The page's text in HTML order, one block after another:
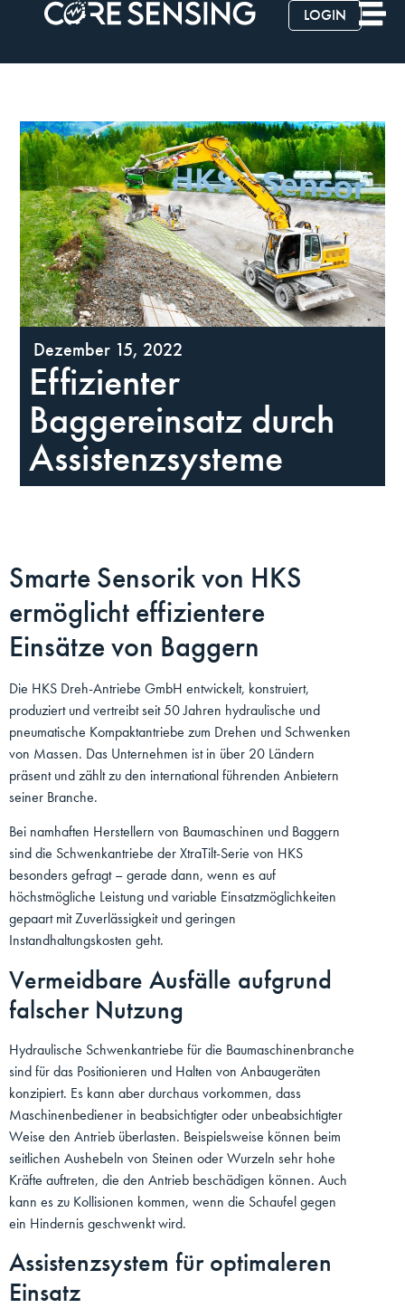
LOGIN
Dezember 15, 2022
Effizienter
Baggereinsatz durch
Assistenzsysteme
Smarte Sensorik von HKS
ermöglicht effizientere
Einsätze von Baggern
Die HKS Dreh-Antriebe GmbH entwickelt, konstruiert,
produziert und vertreibt seit 50 Jahren hydraulische und
pneumatische Kompaktantriebe zum Drehen und Schwenken
von Massen. Das Unternehmen ist in über 20 Ländern
präsent und zählt zu den international führenden Anbietern
seiner Branche.
Bei namhaften Herstellern von Baumaschinen und Baggern
sind die Schwenkantriebe der XtraTilt-Serie von HKS
besonders gefragt – gerade dann, wenn es auf
höchstmögliche Leistung und variable Einsatzmöglichkeiten
gepaart mit Zuverlässigkeit und geringen
Instandhaltungskosten geht.
Vermeidbare Ausfälle aufgrund
falscher Nutzung
Hydraulische Schwenkantriebe für die Baumaschinenbranche
sind für das Positionieren und Halten von Anbaugeräten
konzipiert. Es kann aber durchaus vorkommen, dass
Maschinenbediener in beabsichtigter oder unbeabsichtigter
Weise den Antrieb überlasten. Beispielsweise können beim
seitlichen Aushebeln von Steinen oder Wurzeln sehr hohe
Kräfte auftreten, die den Antrieb beschädigen können. Auch
kann es zu Kollisionen kommen, wenn die Schaufel gegen
ein Hindernis geschwenkt wird.
Assistenzsystem für optimaleren
Einsatz